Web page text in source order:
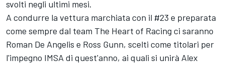
svolti negli ultimi mesi.
A condurre la vettura marchiata con il #23 e preparata
come sempre dal team The Heart of Racing ci saranno
Roman De Angelis e Ross Gunn, scelti come titolari per
l'impegno IMSA di quest'anno, ai quali si unirà Alex